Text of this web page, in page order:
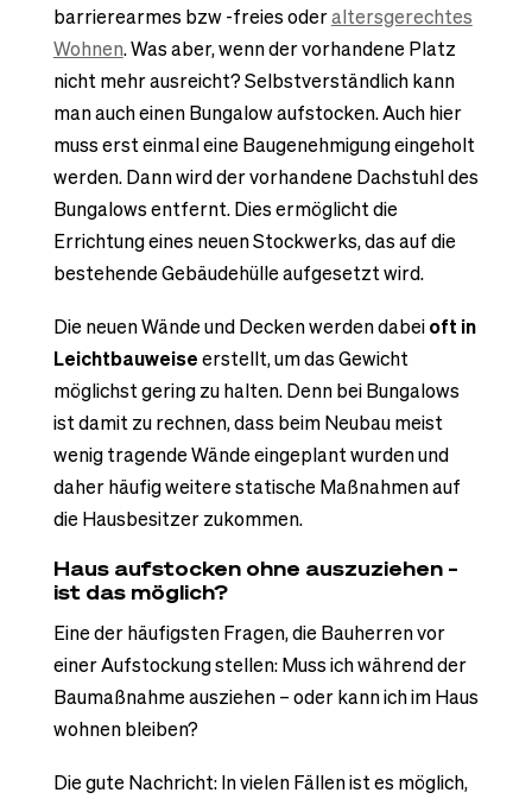
barrierearmes bzw -freies oderaltersgerechtes
Wohnen. Was aber, wenn der vorhandene Platz
nicht mehr ausreicht? Selbstverständlich kann
man auch einen Bungalow aufstocken. Auch hier
muss erst einmal eine Baugenehmigung eingeholt
werden. Dann wird der vorhandene Dachstuhl des
Bungalows entfernt. Dies ermöglicht die
Errichtung eines neuen Stockwerks, das auf die
bestehende Gebäudehülle aufgesetzt wird.
Die neuen Wände und Decken werden dabeioft in
Leichtbauweiseerstellt, um das Gewicht
möglichst gering zu halten. Denn bei Bungalows
ist damit zu rechnen, dass beim Neubau meist
wenig tragende Wände eingeplant wurden und
daher häufig weitere statische Maßnahmen auf
die Hausbesitzer zukommen.
Haus aufstocken ohne auszuziehen –
ist das möglich?
Eine der häufigsten Fragen, die Bauherren vor
einer Aufstockung stellen: Muss ich während der
Baumaßnahme ausziehen – oder kann ich im Haus
wohnen bleiben?
Die gute Nachricht: In vielen Fällen ist es möglich,